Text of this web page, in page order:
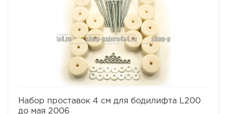
входят сами проставки, а также болты, гайки и шайбы
Характеристики Комплекта проставок для бодилифта
L-200 с мая 2006:
Высота проставки: 4 см
Кол-во проставок: 14 шт
Материал: капролон
Набор проставок 4 см для бодилифта L200
до мая 2006